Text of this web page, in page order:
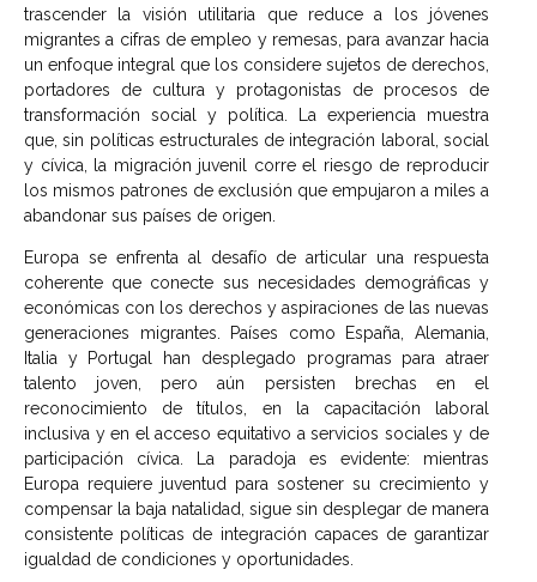
trascender la visión utilitaria que reduce a los jóvenes
migrantes a cifras de empleo y remesas, para avanzar hacia
un enfoque integral que los considere sujetos de derechos,
portadores de cultura y protagonistas de procesos de
transformación social y política. La experiencia muestra
que, sin políticas estructurales de integración laboral, social
y cívica, la migración juvenil corre el riesgo de reproducir
los mismos patrones de exclusión que empujaron a miles a
abandonar sus países de origen.
Europa se enfrenta al desafío de articular una respuesta
coherente que conecte sus necesidades demográficas y
económicas con los derechos y aspiraciones de las nuevas
generaciones migrantes. Países como España, Alemania,
Italia y Portugal han desplegado programas para atraer
talento joven, pero aún persisten brechas en el
reconocimiento de títulos, en la capacitación laboral
inclusiva y en el acceso equitativo a servicios sociales y de
participación cívica. La paradoja es evidente: mientras
Europa requiere juventud para sostener su crecimiento y
compensar la baja natalidad, sigue sin desplegar de manera
consistente políticas de integración capaces de garantizar
igualdad de condiciones y oportunidades.